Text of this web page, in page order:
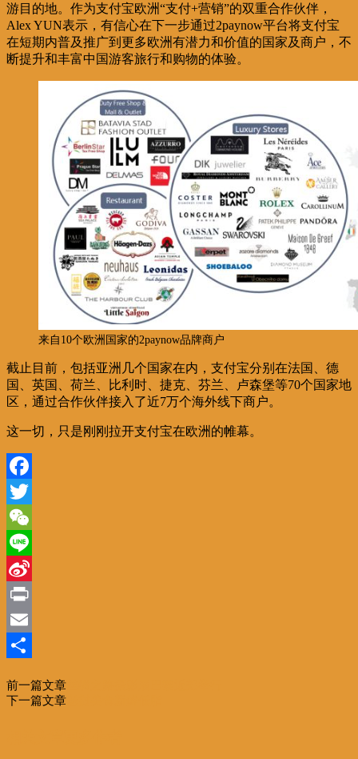
游目的地。作为支付宝欧洲“支付+营销”的双重合作伙伴，
Alex YUN表示，有信心在下一步通过2paynow平台将支付宝
在短期内普及推广到更多欧洲有潜力和价值的国家及商户，不
断提升和丰富中国游客旅行和购物的体验。
来自10个欧洲国家的2paynow品牌商户
截止目前，包括亚洲几个国家在内，支付宝分别在法国、德
国、英国、荷兰、比利时、捷克、芬兰、卢森堡等70个国家地
区，通过合作伙伴接入了近7万个海外线下商户。
这一切，只是刚刚拉开支付宝在欧洲的帷幕。
Facebook
Twitter
WeChat
Line
Sina
Weibo
Print
Email
享
前一篇文章
下一篇文章